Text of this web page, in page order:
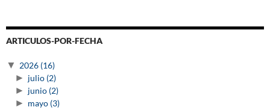
ARTICULOS-POR-FECHA
▼ 2026 (16)
► julio (2)
► junio (2)
► mayo (3)